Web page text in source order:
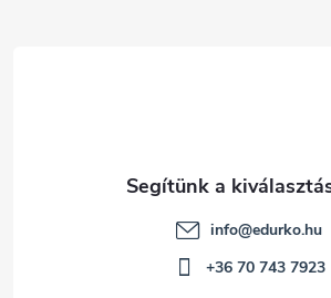
info@edurko.hu
+36 70 743 7923